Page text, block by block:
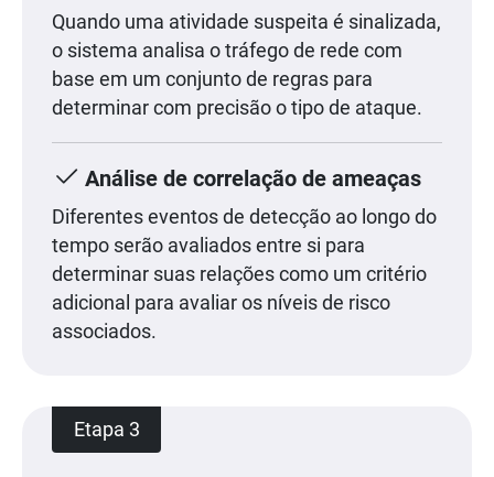
Quando uma atividade suspeita é sinalizada,
o sistema analisa o tráfego de rede com
base em um conjunto de regras para
determinar com precisão o tipo de ataque.
Análise de correlação de ameaças
Diferentes eventos de detecção ao longo do
tempo serão avaliados entre si para
determinar suas relações como um critério
adicional para avaliar os níveis de risco
associados.
Etapa 3